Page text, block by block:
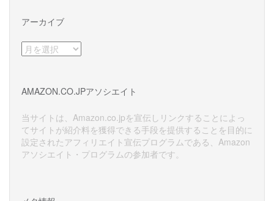
アーカイブ
ア
ー
ブ
AMAZON.CO.JPアソシエイト
当サイトは、Amazon.co.jpを宣伝しリンクすることによっ
てサイトが紹介料を獲得できる手段を提供することを目的に
設定されたアフィリエイト宣伝プログラムである、Amazon
アソシエイト・プログラムの参加者です。